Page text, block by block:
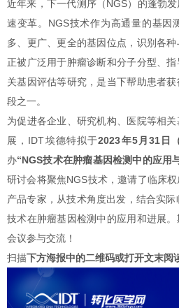
近年来，下一代测序（NGS）的蓬勃
速变革。NGS技术作为高通量的基因
多、更广、更全的基因位点，识别各
正被广泛用于肿瘤诊断和分子分型、
关基因评估等研究，是当下帮助患者
段之一。
为促进各企业、研究机构、医院等相
展，IDT埃德特拟于2023年5月31日
办“NGS技术在肿瘤基因检测中的应用
研讨会将聚焦NGS技术，邀请了临床
产品专家，从技术角度出发，结合实
技术在肿瘤基因检测中的应用和进展
会议参与交流！
扫描下方海报中的二维码或打开文末阅